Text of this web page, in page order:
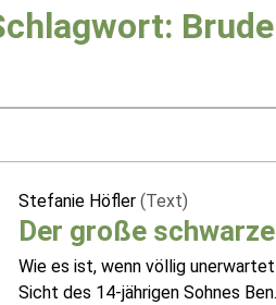
Stefanie Höfler (Text)
Der große
Wie es ist, wenn völlig
Sicht des 14-jährigen Sohnes